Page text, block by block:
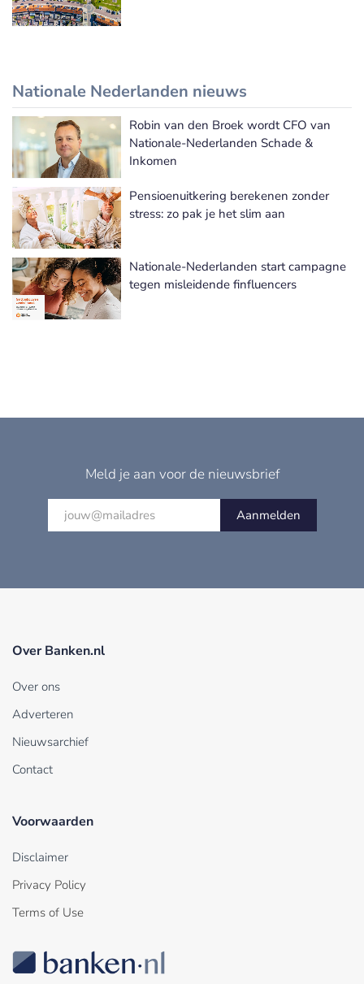
Nationale Nederlanden nieuws
Nationale Nederlanden nieuws
Robin van den Broek wordt CFO van
Nationale-Nederlanden Schade &
Inkomen
Pensioenuitkering berekenen zonder
stress: zo pak je het slim aan
Nationale-Nederlanden start campagne
tegen misleidende finfluencers
Meld je aan voor de nieuwsbrief
Aanmelden
Over Banken.nl
Over ons
Adverteren
Nieuwsarchief
Contact
Voorwaarden
Disclaimer
Privacy Policy
Terms of Use